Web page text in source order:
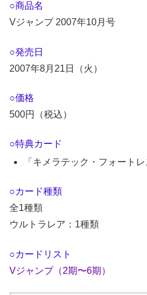
○商品名
Vジャンプ 2007年10月号
○発売日
2007年8月21日（火）
○価格
500円（税込）
○特典カード
「キメラテック・フォートレ
○カード種類
全1種類
ウルトラレア：1種類
○カードリスト
Vジャンプ（2期〜6期）